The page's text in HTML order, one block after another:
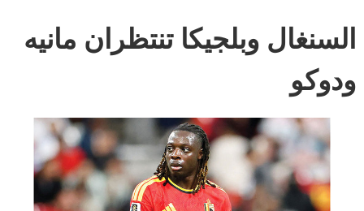
السنغال وبلجيكا تنتظران مانيه
ودوكو